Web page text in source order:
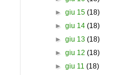
► giu 15 (18)
► giu 14 (18)
► giu 13 (18)
► giu 12 (18)
► giu 11 (18)